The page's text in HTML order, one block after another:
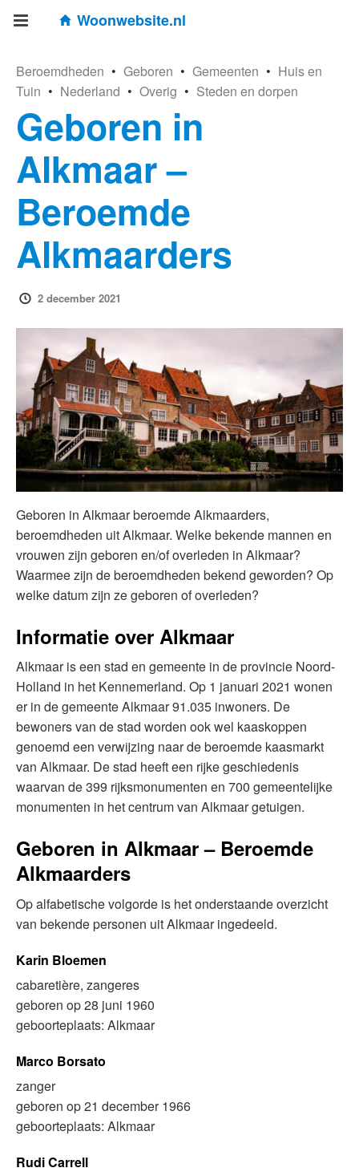
Woonwebsite.nl
Beroemdheden • Geboren • Gemeenten • Huis en
Tuin • Nederland • Overig • Steden en dorpen
Geboren in
Alkmaar –
Beroemde
Alkmaarders
2 december 2021
Geboren in Alkmaar beroemde Alkmaarders,
beroemdheden uit Alkmaar. Welke bekende mannen en
vrouwen zijn geboren en/of overleden in Alkmaar?
Waarmee zijn de beroemdheden bekend geworden? Op
welke datum zijn ze geboren of overleden?
Informatie over Alkmaar
Alkmaar is een stad en gemeente in de provincie Noord-
Holland in het Kennemerland. Op 1 januari 2021 wonen
er in de gemeente Alkmaar 91.035 inwoners. De
bewoners van de stad worden ook wel kaaskoppen
genoemd een verwijzing naar de beroemde kaasmarkt
van Alkmaar. De stad heeft een rijke geschiedenis
waarvan de 399 rijksmonumenten en 700 gemeentelijke
monumenten in het centrum van Alkmaar getuigen.
Geboren in Alkmaar – Beroemde
Alkmaarders
Op alfabetische volgorde is het onderstaande overzicht
van bekende personen uit Alkmaar ingedeeld.
Karin Bloemen
cabaretière, zangeres
geboren op 28 juni 1960
geboorteplaats: Alkmaar
Marco Borsato
zanger
geboren op 21 december 1966
geboorteplaats: Alkmaar
Rudi Carrell